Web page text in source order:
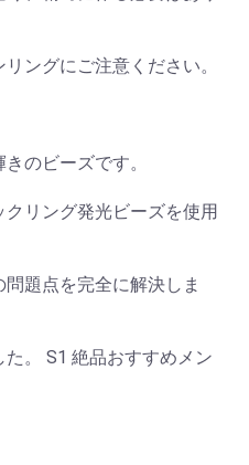
ングにご注意ください。
のビーズです。
リング発光ビーズを使用
題点を完全に解決しま
。 S1 絶品おすすめメン